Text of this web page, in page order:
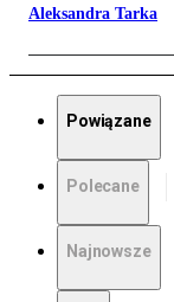
Aleksandra Tarka
Powiązane
Polecane
Najnowsze